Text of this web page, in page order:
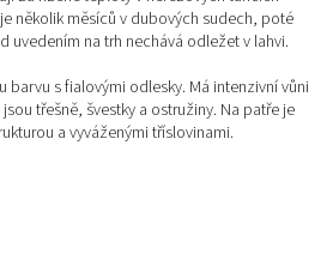
několik měsíců v dubových sudech, poté
uvedením na trh nechává odležet v lahvi.
barvu s fialovými odlesky. Má intenzivní vůni
třešně, švestky a ostružiny. Na patře je
a vyváženými tříslovinami.